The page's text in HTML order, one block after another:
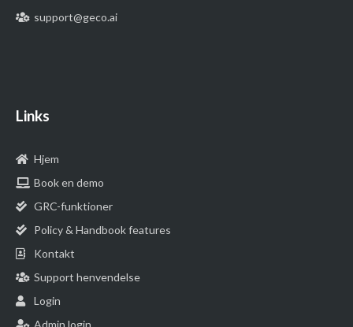
support@geco.ai
Links
Hjem
Book en demo
GRC-funktioner
Policy & Handbook features
Kontakt
Support henvendelse
Login
Admin login